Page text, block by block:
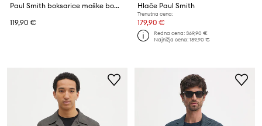
Paul Smith boksarice moške bombažne 7 PACK MIX SIGN paket 7 kosov
119,90 €
Hlače Paul Smith
Trenutna cena:
179,90 €
Redna cena:369,90 €
Najnižja cena:189,90 €